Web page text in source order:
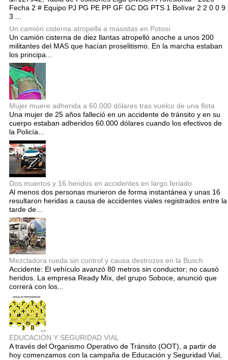
Fecha 2 # Equipo PJ PG PE PP GF GC DG PTS 1 Bolívar 2 2 0 0 9
3 ...
Un camión cisterna atropella a masistas en Potosí
Un camión cisterna de diez llantas atropelló anoche a unos 200
militantes del MAS que hacían proselitismo. En la marcha estaban
los principa...
Mujer muere adherida a 60.000 dólares tras vuelco de una flota
Una mujer de 25 años falleció en un accidente de tránsito y en su
cuerpo estaban adheridos 60.000 dólares cuando los efectivos de
la Policía...
Dos muertos y 16 heridos en accidentes en largo feriado
Al menos dos personas murieron de forma instantánea y unas 16
resultaron heridas a causa de accidentes viales registrados entre la
tarde de...
Mezcladora rueda sin control y causa destrozos en la Busch
Accidente: El vehículo avanzó 80 metros sin conductor; no causó
heridos. La empresa Ready Mix, del grupo Soboce, anunció que
correrá con los...
EDUCACIÓN Y SEGURIDAD VIAL
A través del Organismo Operativo de Tránsito (OOT), a partir de
hoy comenzamos con la campaña de Educación y Seguridad Vial,